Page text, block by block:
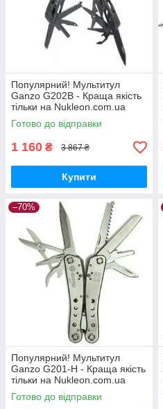
Популярний! Мультитул
Ganzo G202B - Краща якість
тільки на Nukleon.com.ua
Готово до відправки
1 160 ₴ 3 867 ₴
Купити
–70%
Популярний! Мультитул
Ganzo G201-H - Краща якість
тільки на Nukleon.com.ua
Готово до відправки